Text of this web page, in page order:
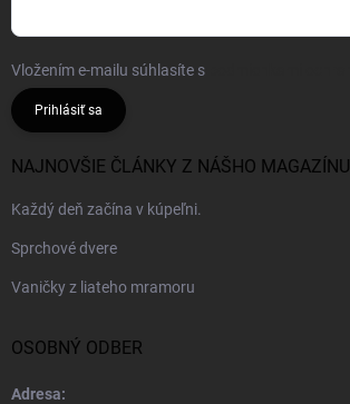
Vložením e-mailu súhlasíte s
Prihlásiť sa
NAJNOVŠIE ČLÁNKY Z NÁŠHO MAGAZÍNU
Každý deň začína v kúpeľni.
Sprchové dvere
Vaničky z liateho mramoru
OSOBNÝ ODBER
Adresa: